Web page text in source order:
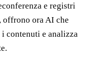
e registri
offrono ora AI che
i contenuti e analizza